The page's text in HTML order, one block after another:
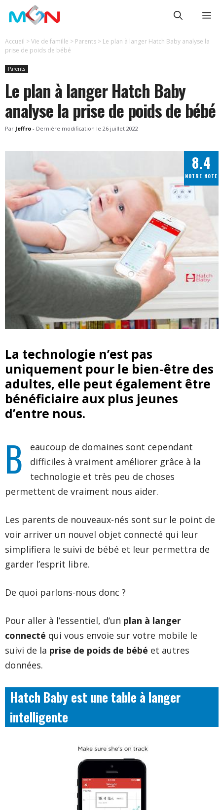
au
contenu
Accueil >Vie de famille > Parents > Le plan à langer Hatch Baby analyse la
prise de poids de bébé
Parents
Le plan à langer Hatch Baby
analyse la prise de poids de bébé
Par Jeffro - Dernière modification le 26 juillet 2022
8.4
NOTRE NOTE
La technologie n’est pas
uniquement pour le bien-être des
adultes, elle peut également être
bénéficiaire aux plus jeunes
d’entre nous.
B
eaucoup de domaines sont cependant
difficiles à vraiment améliorer grâce à la
technologie et très peu de choses
permettent de vraiment nous aider.
Les parents de nouveaux-nés sont sur le point de
voir arriver un nouvel objet connecté qui leur
simplifiera le suivi de bébé et leur permettra de
garder l’esprit libre.
De quoi parlons-nous donc ?
Pour aller à l’essentiel, d’un plan à langer
connecté qui vous envoie sur votre mobile le
suivi de la prise de poids de bébé et autres
données.
Hatch Baby est une table à langer
intelligente